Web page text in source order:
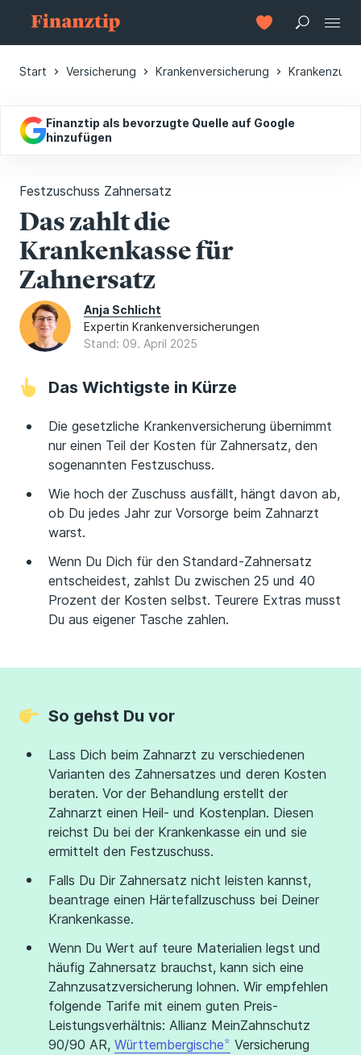
Start Versicherung Krankenversicherung
Finanztip als bevorzugte Quelle auf Google
hinzufügen
Festzuschuss Zahnersatz
Das zahlt die
Krankenkasse für
Zahnersatz
Anja Schlicht
Expertin Krankenversicherungen
Stand: 09. April 2025
Das Wichtigste in Kürze
Die gesetzliche Krankenversicherung übernimmt
nur einen Teil der Kosten für Zahnersatz, den
sogenannten Festzuschuss.
Wie hoch der Zuschuss ausfällt, hängt davon ab,
ob Du jedes Jahr zur Vorsorge beim Zahnarzt
warst.
Wenn Du Dich für den Standard-Zahnersatz
entscheidest, zahlst Du zwischen 25 und 40
Prozent der Kosten selbst. Teurere Extras musst
Du aus eigener Tasche zahlen.
So gehst Du vor
Lass Dich beim Zahnarzt zu verschiedenen
Varianten des Zahnersatzes und deren Kosten
beraten. Vor der Behandlung erstellt der
Zahnarzt einen Heil- und Kostenplan. Diesen
reichst Du bei der Krankenkasse ein und sie
ermittelt den Festzuschuss.
Falls Du Dir Zahnersatz nicht leisten kannst,
beantrage einen Härtefallzuschuss bei Deiner
Krankenkasse.
Wenn Du Wert auf teure Materialien legst und
häufig Zahnersatz brauchst, kann sich eine
Zahnzusatzversicherung lohnen. Wir empfehlen
folgende Tarife mit einem guten Preis-
Leistungsverhältnis: Allianz MeinZahnschutz
90/90 AR, Württembergische
Versicherung